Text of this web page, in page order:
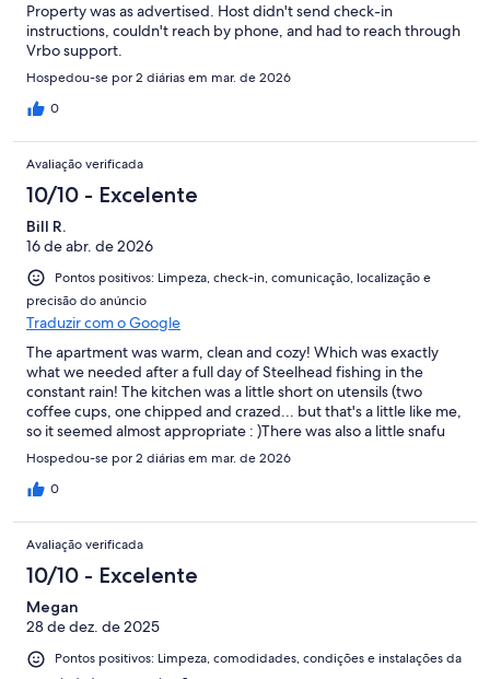
Property was as advertised. Host didn't send check-in
instructions, couldn't reach by phone, and had to reach through
Vrbo support.
Hospedou-se por 2 diárias em mar. de 2026
0
Avaliação verificada
10/10 - Excelente
Bill R.
16 de abr. de 2026
Pontos positivos: Limpeza, check-in, comunicação, localização e
precisão do anúncio
Traduzir com o Google
The apartment was warm, clean and cozy! Which was exactly
what we needed after a full day of Steelhead fishing in the
constant rain! The kitchen was a little short on utensils (two
coffee cups, one chipped and crazed... but that's a little like me,
so it seemed almost appropriate : )There was also a little snafu
with the oven which apparently was new and still on "demo
mode" but the host was quick to respond with trouble shooting
suggestions. All in all, it was the perfect location for our fishing
again.
Hospedou-se por 2 diárias em mar. de 2026
0
Avaliação verificada
10/10 - Excelente
Megan
28 de dez. de 2025
Pontos positivos: Limpeza, comodidades, condições e instalações da